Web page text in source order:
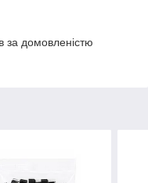
за домовленістю